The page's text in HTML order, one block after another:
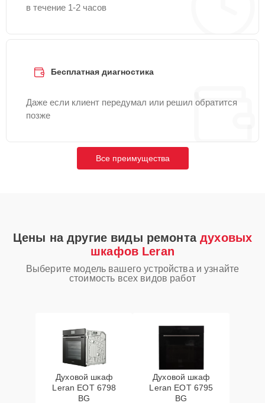
в течение 1-2 часов
Бесплатная диагностика
Даже если клиент передумал или решил обратится
позже
Все преимущества
Цены на другие виды ремонтадуховых
шкафов Leran
Выберите модель вашего устройства и узнайте
стоимость всех видов работ
Духовой шкаф
Leran EOT 6798
BG
Духовой шкаф
Leran EOT 6795
BG